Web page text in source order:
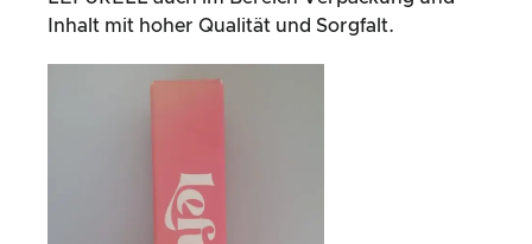
Inhalt mit hoher Qualität und Sorgfalt.